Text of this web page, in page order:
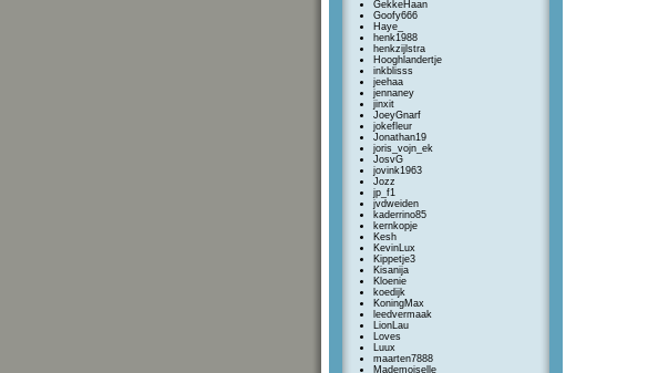
GekkeHaan
Goofy666
Haye_
henk1988
henkzijlstra
Hooghlandertje
inkblisss
jeehaa
jennaney
jinxit
JoeyGnarf
jokefleur
Jonathan19
joris_vojn_ek
JosvG
jovink1963
Jozz
jp_f1
jvdweiden
kaderrino85
kernkopje
Kesh
KevinLux
Kippetje3
Kisanija
Kloenie
koedijk
KoningMax
leedvermaak
LionLau
Loves
Luux
maarten7888
Mademoiselle